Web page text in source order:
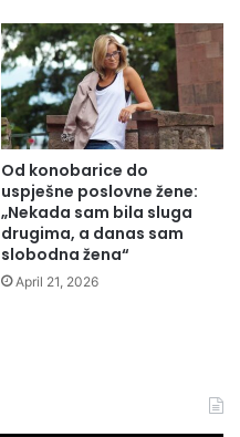
Od konobarice do
uspješne poslovne žene:
„Nekada sam bila sluga
drugima, a danas sam
slobodna žena“
April 21, 2026